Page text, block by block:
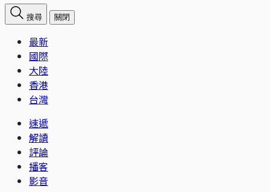
搜尋 關閉
最新
國際
大陸
香港
台灣
速遞
解讀
評論
播客
影音